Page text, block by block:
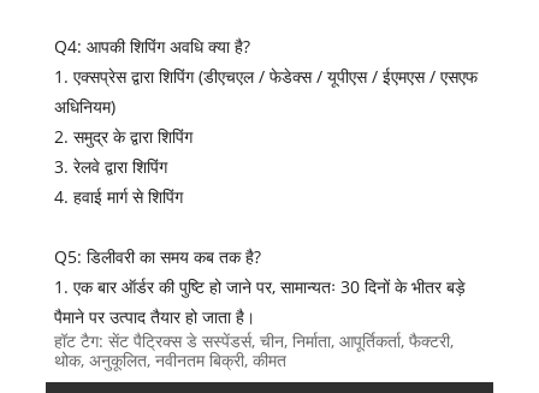
Q4: आपकी शिपिंग अवधि क्या है?
1. एक्सप्रेस द्वारा शिपिंग (डीएचएल / फेडेक्स / यूपीएस / ईएमएस / एसएफ
अधिनियम)
2. समुद्र के द्वारा शिपिंग
3. रेलवे द्वारा शिपिंग
4. ‍हवाई मार्ग से शिपिंग
Q5: डिलीवरी का समय कब तक है?
1. एक बार ऑर्डर की पुष्टि हो जाने पर, सामान्यतः 30 दिनों के भीतर बड़े
पैमाने पर उत्पाद तैयार हो जाता है।
हॉट टैग: सेंट पैट्रिक्स डे सस्पेंडर्स, चीन, निर्माता, आपूर्तिकर्ता, फैक्टरी,
थोक, अनुकूलित, नवीनतम बिक्री, कीमत